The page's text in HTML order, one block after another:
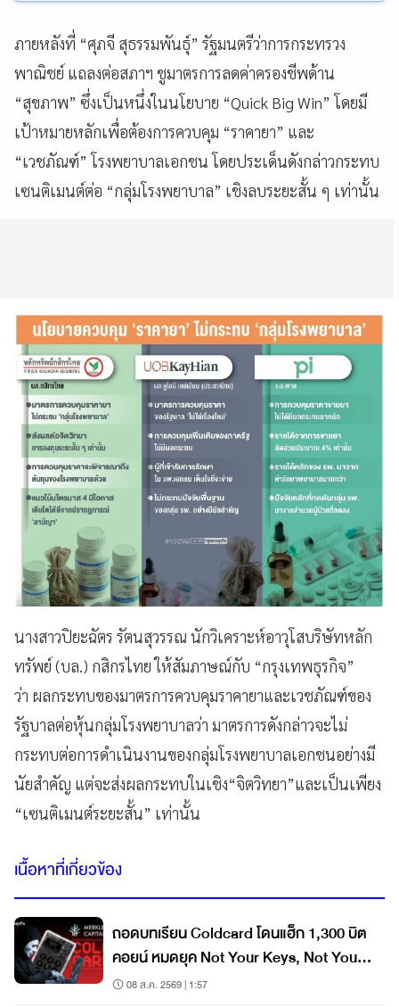
ภายหลังที่ “ศุภจี สุธรรมพันธุ์” รัฐมนตรีว่าการกระทรวง
พาณิชย์ แถลงต่อสภาฯ ชูมาตรการลดค่าครองชีพด้าน
“สุขภาพ” ซึ่งเป็นหนึ่งในนโยบาย “Quick Big Win” โดยมี
เป้าหมายหลักเพื่อต้องการควบคุม “ราคายา” และ
“เวชภัณฑ์” โรงพยาบาลเอกชน โดยประเด็นดังกล่าวกระทบ
เซนติเมนต์ต่อ “กลุ่มโรงพยาบาล” เชิงลบระยะสั้น ๆ เท่านั้น
นางสาวปิยะฉัตร รัตนสุวรรณ นักวิเคราะห์อาวุโสบริษัทหลัก
ทรัพย์ (บล.) กสิกรไทย ให้สัมภาษณ์กับ “กรุงเทพธุรกิจ”
ว่า ผลกระทบของมาตรการควบคุมราคายาและเวชภัณฑ์ของ
รัฐบาลต่อหุ้นกลุ่มโรงพยาบาลว่า มาตรการดังกล่าวจะไม่
กระทบต่อการดำเนินงานของกลุ่มโรงพยาบาลเอกชนอย่างมี
นัยสำคัญ แต่จะส่งผลกระทบในเชิง“จิตวิทยา”และเป็นเพียง
“เซนติเมนต์ระยะสั้น” เท่านั้น
เนื้อหาที่เกี่ยวข้อง
ถอดบทเรียน Coldcard โดนแฮ็ก 1,300 บิต
คอยน์ หมดยุค Not Your Keys, Not Your
Coins?
08 ส.ค. 2569 | 1:57